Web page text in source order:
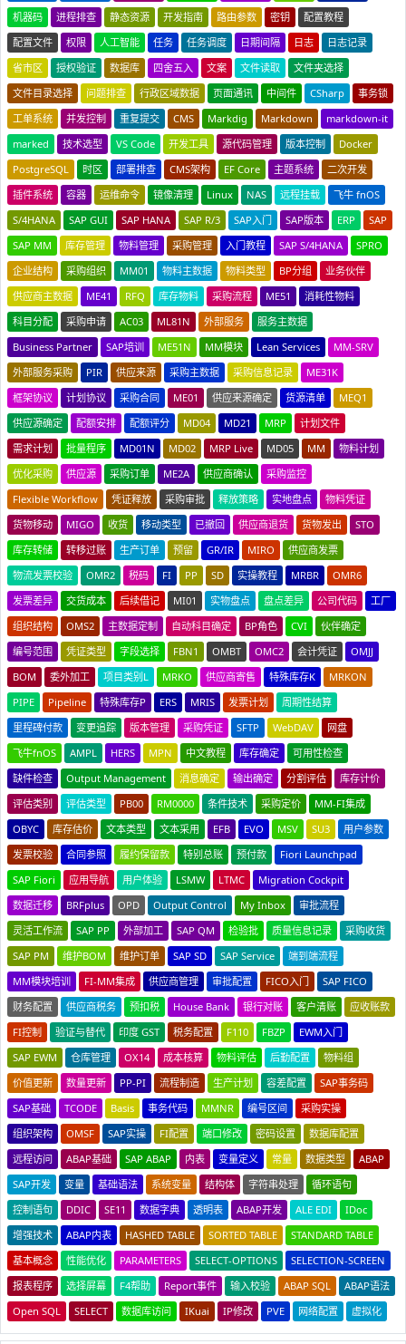
机器码
进程排查 静态资源 开发指南 路由参数 密钥
配置教程
配置文件
权限 人工智能 任务 任务调度 日期间隔 日志
日志记录
省市区
授权验证 数据库 四舍五入 文案 文件读取
文件夹选择
文件目录选择
问题排查 行政区域数据 页面通讯 中间件 CSharp
事务锁
工单系统
并发控制 重复提交 CMS Markdig Markdown
markdown-it
marked
技术选型 VS Code 开发工具 源代码管理 版本控制
Docker
PostgreSQL
时区 部署排查 CMS架构 EF Core 主题系统
二次开发
插件系统
容器 运维命令 镜像清理 Linux NAS 远程挂载
飞牛 fnOS
S/4HANA
SAP GUI SAP HANA SAP R/3 SAP入门 SAP版本 ERP
SAP
SAP MM
库存管理 物料管理 采购管理 入门教程 SAP S/4HANA
SPRO
企业结构
采购组织 MM01 物料主数据 物料类型 BP分组
业务伙伴
供应商主数据
ME41 RFQ 库存物料 采购流程 ME51
消耗性物料
科目分配
采购申请 AC03 ML81N 外部服务
服务主数据
Business Partner
SAP培训 ME51N MM模块 Lean Services
MM-SRV
外部服务采购
PIR 供应来源 采购主数据 采购信息记录
ME31K
框架协议
计划协议 采购合同 ME01 供应来源确定 货源清单
MEQ1
供应源确定
配额安排 配额评分 MD04 MD21 MRP
计划文件
需求计划
批量程序 MD01N MD02 MRP Live MD05 MM
物料计划
优化采购
供应源 采购订单 ME2A 供应商确认
采购监控
Flexible Workflow
凭证释放 采购审批 释放策略 实地盘点
物料凭证
货物移动
MIGO 收货 移动类型 已撤回 供应商退货 货物发出
STO
库存转储
转移过账 生产订单 预留 GR/IR MIRO
供应商发票
物流发票校验
OMR2 税码 FI PP SD 实操教程 MRBR
OMR6
发票差异
交货成本 后续借记 MI01 实物盘点 盘点差异 公司代码
工厂
组织结构
OMS2 主数据定制 自动科目确定 BP角色 CVI
伙伴确定
编号范围
凭证类型 字段选择 FBN1 OMBT OMC2 会计凭证
OMJJ
BOM
委外加工 项目类别L MRKO 供应商寄售 特殊库存K
MRKON
PIPE
Pipeline 特殊库存P ERS MRIS 发票计划
周期性结算
里程碑付款
变更追踪 版本管理 采购凭证 SFTP WebDAV
网盘
飞牛fnOS
AMPL HERS MPN 中文教程 库存确定
可用性检查
缺件检查
Output Management 消息确定 输出确定 分割评估
库存计价
评估类别
评估类型 PB00 RM0000 条件技术 采购定价
MM-FI集成
OBYC
库存估价 文本类型 文本采用 EFB EVO MSV SU3
用户参数
发票校验
合同参照 履约保留款 特别总账 预付款
Fiori Launchpad
SAP Fiori
应用导航 用户体验 LSMW LTMC
Migration Cockpit
数据迁移
BRFplus OPD Output Control My Inbox
审批流程
灵活工作流
SAP PP 外部加工 SAP QM 检验批 质量信息记录
采购收货
SAP PM
维护BOM 维护订单 SAP SD SAP Service
端到端流程
MM模块培训
FI-MM集成 供应商管理 审批配置 FICO入门
SAP FICO
财务配置
供应商税务 预扣税 House Bank 银行对账 客户清账
应收账款
FI控制
验证与替代 印度 GST 税务配置 F110 FBZP
EWM入门
SAP EWM
仓库管理 OX14 成本核算 物料评估 后勤配置
物料组
价值更新
数量更新 PP-PI 流程制造 生产计划 容差配置
SAP事务码
SAP基础
TCODE Basis 事务代码 MMNR 编号区间
采购实操
组织架构
OMSF SAP实操 FI配置 端口修改 密码设置
数据库配置
远程访问
ABAP基础 SAP ABAP 内表 变量定义 常量 数据类型
ABAP
SAP开发
变量 基础语法 系统变量 结构体 字符串处理
循环语句
控制语句
DDIC SE11 数据字典 透明表 ABAP开发 ALE EDI
IDoc
增强技术
ABAP内表 HASHED TABLE SORTED TABLE
STANDARD TABLE
基本概念
性能优化 PARAMETERS SELECT-OPTIONS
SELECTION-SCREEN
报表程序
选择屏幕 F4帮助 Report事件 输入校验 ABAP SQL
ABAP语法
Open SQL
SELECT 数据库访问 IKuai IP修改 PVE 网络配置 虚拟化